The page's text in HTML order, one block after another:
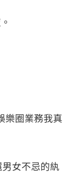
樂圈業務我真
女不忌的紈